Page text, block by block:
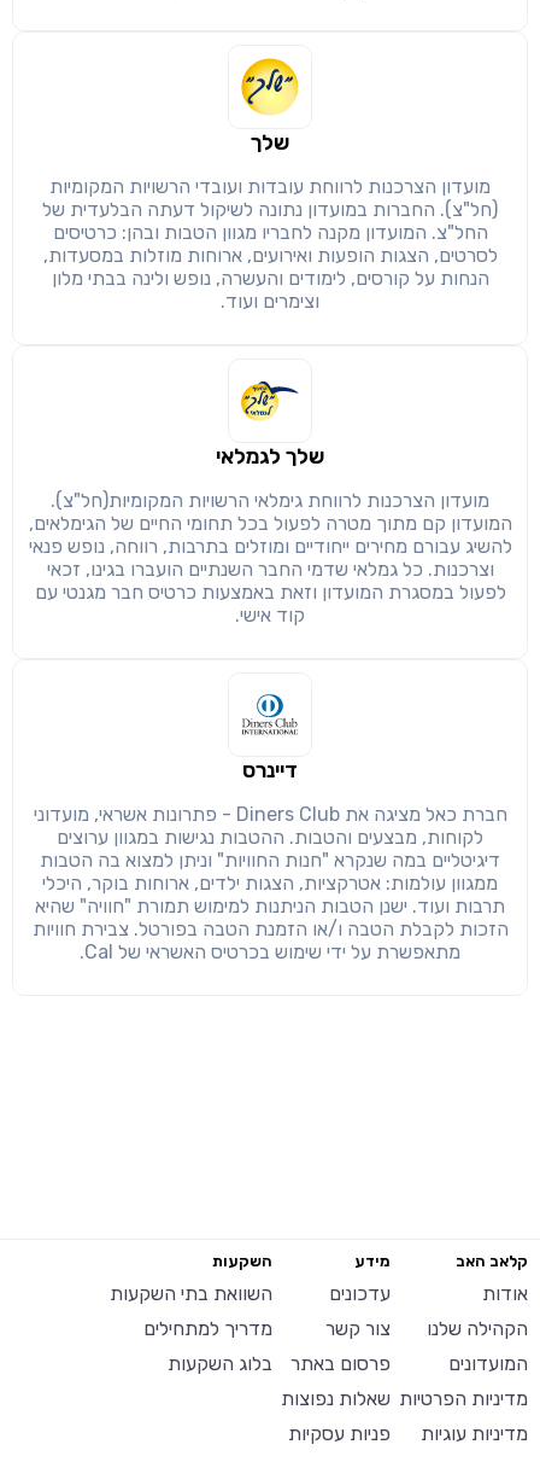
הבנתי, המשך לאתר
שלך
מועדון הצרכנות לרווחת עובדות ועובדי הרשויות המקומיות
(חל"צ). החברות במועדון נתונה לשיקול דעתה הבלעדית של
החל"צ. המועדון מקנה לחבריו מגוון הטבות ובהן: כרטיסים
לסרטים, הצגות הופעות ואירועים, ארוחות מוזלות במסעדות,
הנחות על קורסים, לימודים והעשרה, נופש ולינה בבתי מלון
וצימרים ועוד.
שלך לגמלאי
מועדון הצרכנות לרווחת גימלאי הרשויות המקומיות(חל"צ).
המועדון קם מתוך מטרה לפעול בכל תחומי החיים של הגימלאים,
להשיג עבורם מחירים ייחודיים ומוזלים בתרבות, רווחה, נופש פנאי
וצרכנות. כל גמלאי שדמי החבר השנתיים הועברו בגינו, זכאי
לפעול במסגרת המועדון וזאת באמצעות כרטיס חבר מגנטי עם
קוד אישי.
דיינרס
חברת כאל מציגה את Diners Club - פתרונות אשראי, מועדוני
לקוחות, מבצעים והטבות. ההטבות נגישות במגוון ערוצים
דיגיטליים במה שנקרא "חנות החוויות" וניתן למצוא בה הטבות
ממגוון עולמות: אטרקציות, הצגות ילדים, ארוחות בוקר, היכלי
תרבות ועוד. ישנן הטבות הניתנות למימוש תמורת "חוויה" שהיא
הזכות לקבלת הטבה ו/או הזמנת הטבה בפורטל. צבירת חוויות
מתאפשרת על ידי שימוש בכרטיס האשראי של Cal.
קלאב האב
אודות
הקהילה שלנו
המועדונים
מדיניות הפרטיות
מדיניות עוגיות
מידע
עדכונים
צור קשר
פרסום באתר
שאלות נפוצות
פניות עסקיות
השקעות
השוואת בתי השקעות
מדריך למתחילים
בלוג השקעות